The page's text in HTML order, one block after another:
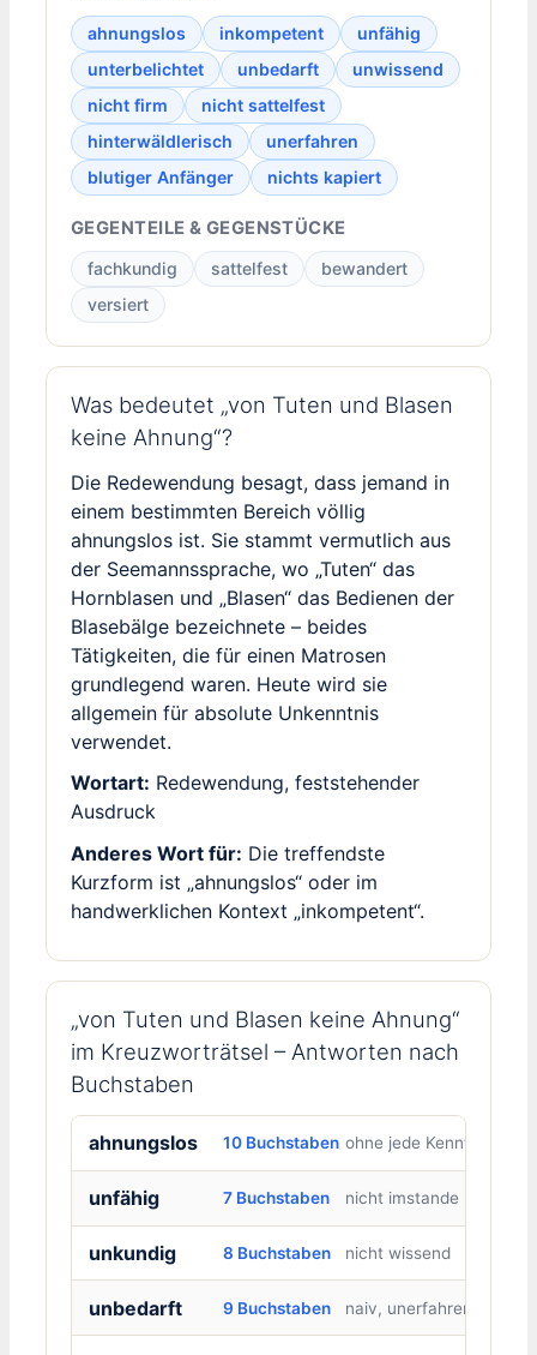
ahnungslos inkompetent
unfähig
unterbelichtet
unbedarft
unwissend
nicht firm
nicht sattelfest
hinterwäldlerisch
unerfahren
blutiger Anfänger
nichts kapiert
GEGENTEILE & GEGENSTÜCKE
fachkundig sattelfest
bewandert
versiert
Was bedeutet „von Tuten und Blasen
keine Ahnung“?
Die Redewendung besagt, dass jemand in
einem bestimmten Bereich völlig
ahnungslos ist. Sie stammt vermutlich aus
der Seemannssprache, wo „Tuten“ das
Hornblasen und „Blasen“ das Bedienen der
Blasebälge bezeichnete – beides
Tätigkeiten, die für einen Matrosen
grundlegend waren. Heute wird sie
allgemein für absolute Unkenntnis
verwendet.
Wortart: Redewendung, feststehender
Ausdruck
Anderes Wort für: Die treffendste
Kurzform ist „ahnungslos“ oder im
handwerklichen Kontext „inkompetent“.
„von Tuten und Blasen keine Ahnung“
im Kreuzworträtsel – Antworten nach
Buchstaben
ahnungslos 10 Buchstaben ohne jede Kenntnis
unfähig 7 Buchstaben nicht imstande
unkundig 8 Buchstaben nicht wissend
unbedarft 9 Buchstaben naiv, unerfahren